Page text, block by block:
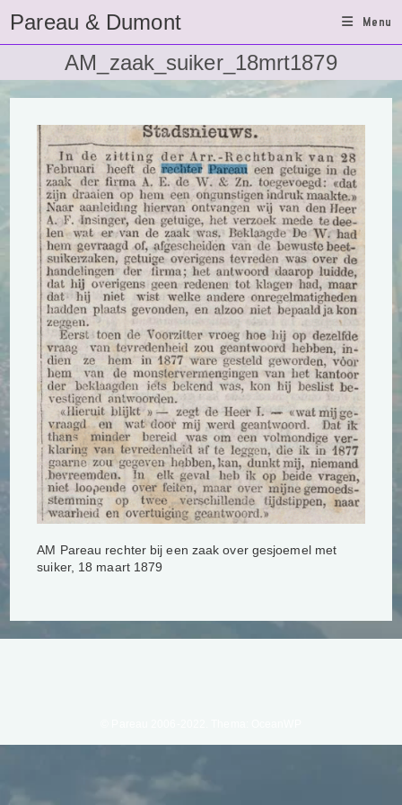
naar
inhoud
Pareau & Dumont Menu
AM_zaak_suiker_18mrt1879
AM Pareau rechter bij een zaak over gesjoemel met
suiker, 18 maart 1879